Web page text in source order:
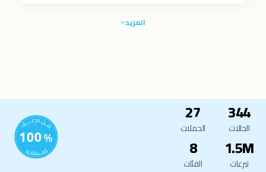
المزيد
344
الحالات
27
الحملات
1.5M
تبرعات
8
الفئات